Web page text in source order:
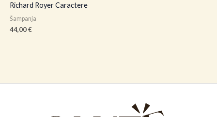
Richard Royer Caractere
Šampanja
44,00€